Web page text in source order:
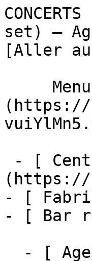
set) –
[Aller
(https://
(https://
- [
- [ Bar